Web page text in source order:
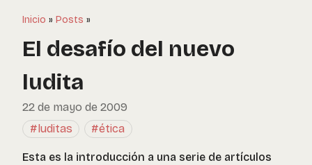
Inicio » Posts »
El desafío del nuevo
ludita
22 de mayo de 2009
#luditas
#ética
Esta es la introducción a una serie de artículos